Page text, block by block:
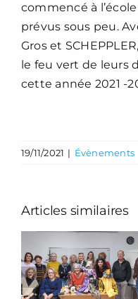
commencé à
prévus sous peu.
Gros et
le feu vert de leurs
cette année 2021 -
19/11/2021 | Évènements
Articles similaires